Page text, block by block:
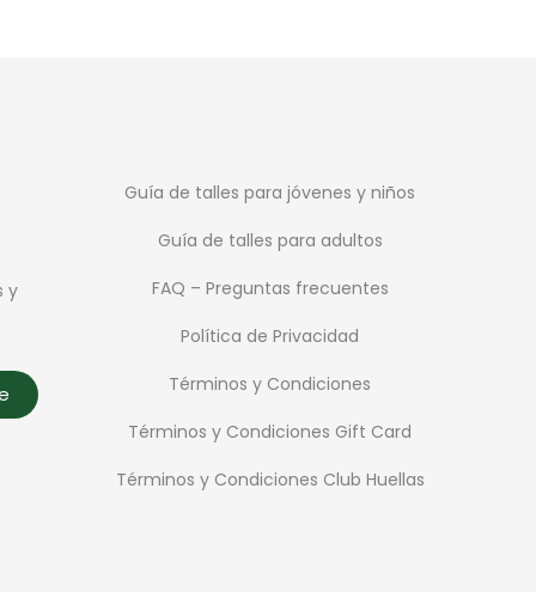
y
Guía de talles para jóvenes y niños
Guía de talles para adultos
FAQ – Preguntas frecuentes
Política de Privacidad
Términos y Condiciones
Términos y Condiciones Gift Card
Términos y Condiciones Club Huellas